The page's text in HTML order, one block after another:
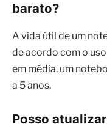
barato?
A vida útil de um
de acordo com o
em média, um
a 5 anos.
Posso